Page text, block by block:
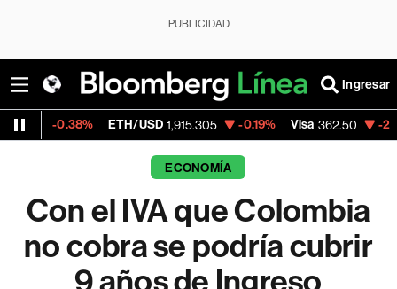
PUBLICIDAD
Ingresar
ETH/USD 1,915.305 -0.19% Visa 362.50 -2.15%
ECONOMÍA
Con el IVA que Colombia
no cobra se podría cubrir